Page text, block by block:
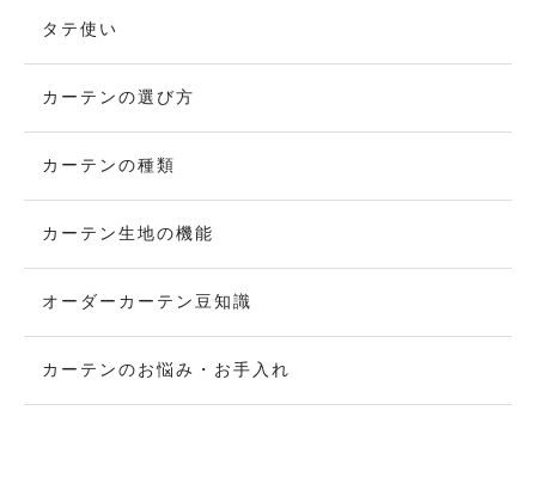
タテ使い
カーテンの選び方
カーテンの種類
カーテン生地の機能
オーダーカーテン豆知識
カーテンのお悩み・お手入れ